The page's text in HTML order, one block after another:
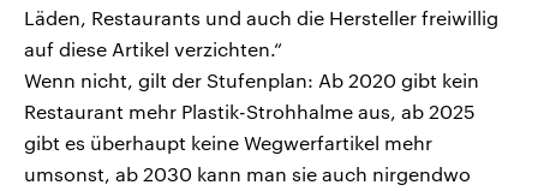
Läden, Restaurants und auch die Hersteller freiwillig
auf diese Artikel verzichten.“
Wenn nicht, gilt der Stufenplan: Ab 2020 gibt kein
Restaurant mehr Plastik-Strohhalme aus, ab 2025
gibt es überhaupt keine Wegwerfartikel mehr
umsonst, ab 2030 kann man sie auch nirgendwo